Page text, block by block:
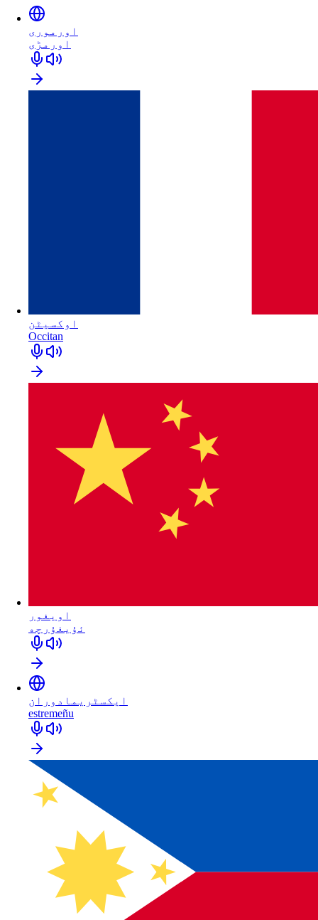
اورموری
اورمڑی
اوکسیٹن
Occitan
اویغور
ئۇيغۇرچە
ایکسٹریمادوران
estremeñu